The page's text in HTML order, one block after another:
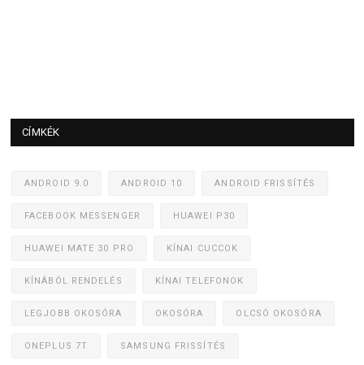
CÍMKÉK
ANDROID 9.0 ANDROID 10 ANDROID FRISSÍTÉS
FACEBOOK MESSENGER HUAWEI P30
HUAWEI MATE 30 PRO KÍNAI CUCCOK
KÍNÁBÓL RENDELÉS KÍNAI TELEFONOK
LEGJOBB OKOSÓRA OKOSÓRA OLCSÓ OKOSÓRA
ONEPLUS 7T SAMSUNG FRISSÍTÉS